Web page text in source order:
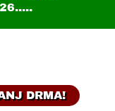
DRMA!